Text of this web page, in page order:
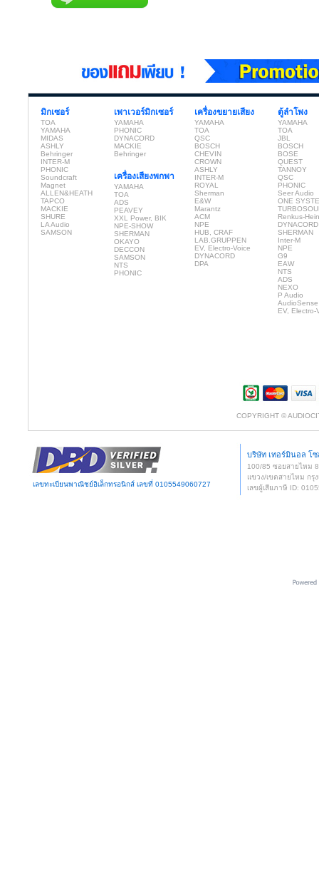
มิกเซอร์
TOA
YAMAHA
MIDAS
ASHLY
Behringer
INTER-M
PHONIC
Soundcraft
Magnet
ALLEN&HEATH
TAPCO
MACKIE
SHURE
LA Audio
SAMSON
เพาเวอร์มิกเซอร์
YAMAHA
PHONIC
DYNACORD
MACKIE
Behringer
เครื่องเสียงพกพา
YAMAHA
TOA
ADS
PEAVEY
XXL Power, BIK
NPE-SHOW
SHERMAN
OKAYO
DECCON
SAMSON
NTS
PHONIC
เครื่องขยายเสียง
YAMAHA
TOA
QSC
BOSCH
CHEVIN
CROWN
ASHLY
INTER-M
ROYAL
Sherman
E&W
Marantz
ACM
NPE
HUB, CRAF
LAB.GRUPPEN
EV, Electro-Voice
DYNACORD
DPA
ตู้ลำโพง
YAMAHA
TOA
JBL
BOSCH
BOSE
QUEST
TANNOY
QSC
PHONIC
Seer Audio
ONE
Renkus-
DYNACORD
SHERMAN
Inter-M
NPE
G9
EAW
NTS
ADS
NEXO
P Audio
AudioSense
EV, Electro-
COPYRIGHT ©
เลขทะเบียนพาณิชย์อิเล็กทรอนิกส์ เลขที่ 0105549060727
บริษัท เทอร์มินอล โ
100/85 ซอยสายไหม
แขวง/เขตสายไหม กรุ
เลขผู้เสียภาษี ID: